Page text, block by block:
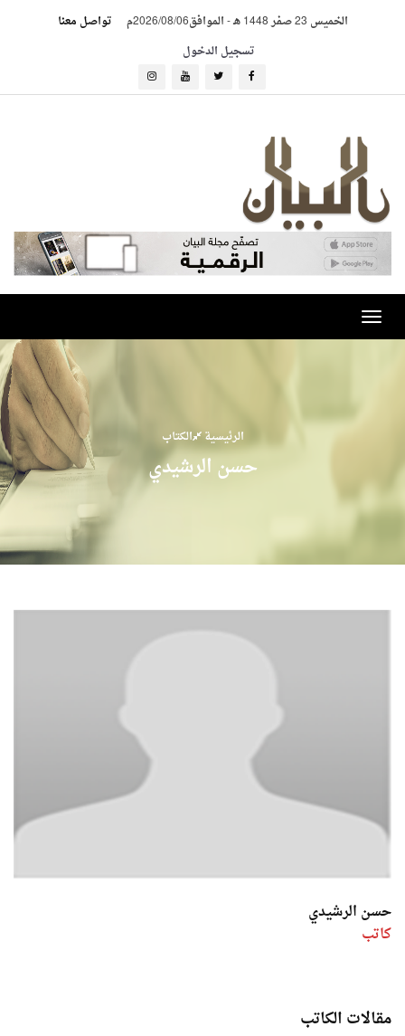
الخميس 23 صفر 1448 هـ -الموافق2026/08/06م
تواصل معنا
تسجيل الدخول
Toggle
navigation
الرئيسية الكتاب
حسن الرشيدي
حسن الرشيدي
كاتب
مقالات الكاتب